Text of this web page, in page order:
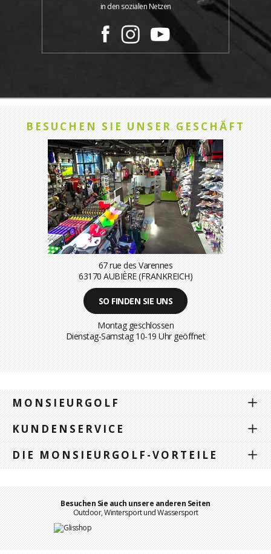
in den sozialen Netzen
BESUCHEN SIE UNSER GESCHÄFT
67 rue des Varennes
63170 AUBIÈRE (FRANKREICH)
SO FINDEN SIE UNS
Montag geschlossen
Dienstag-Samstag 10-19 Uhr geöffnet
MONSIEURGOLF
KUNDENSERVICE
DIE MONSIEURGOLF-VORTEILE
Besuchen Sie auch unsere anderen Seiten
Outdoor, Wintersport und Wassersport